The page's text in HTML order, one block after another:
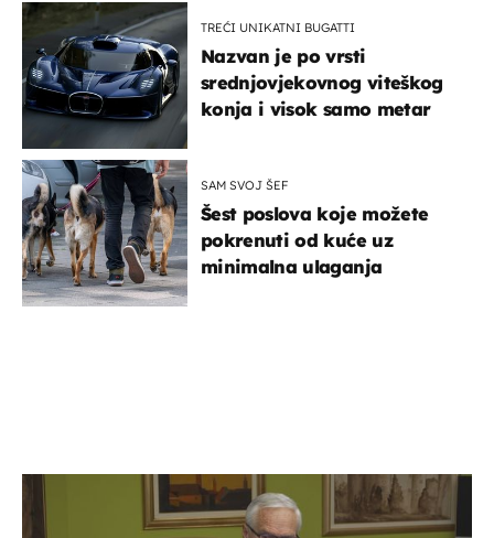
TREĆI UNIKATNI BUGATTI
Nazvan je po vrsti
srednjovjekovnog viteškog
konja i visok samo metar
SAM SVOJ ŠEF
Šest poslova koje možete
pokrenuti od kuće uz
minimalna ulaganja